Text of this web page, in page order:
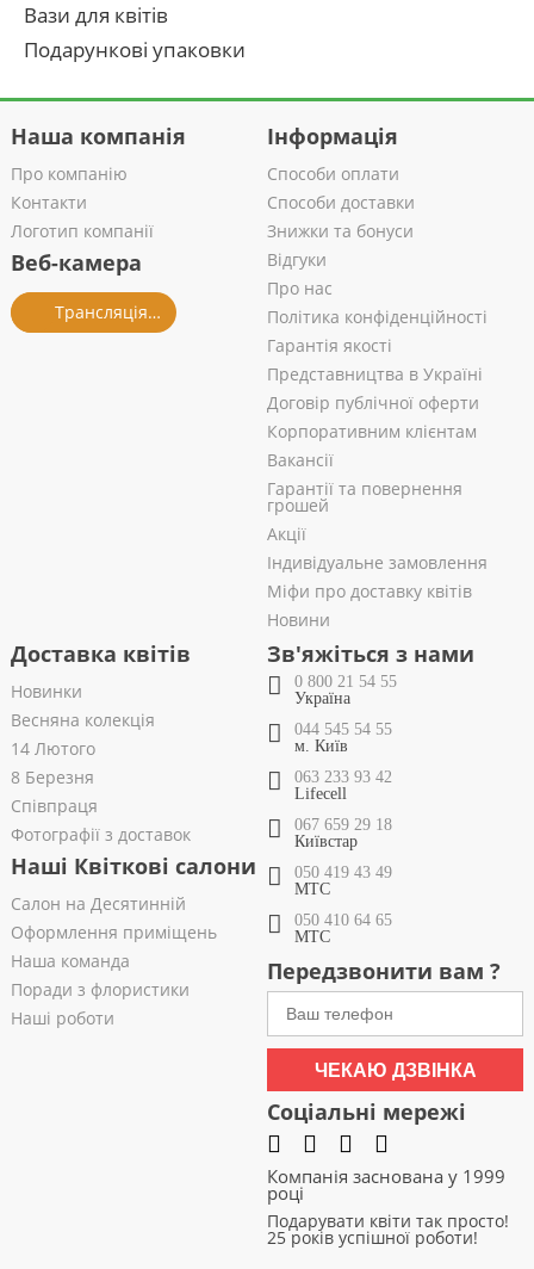
Вази для квітів
Подарункові упаковки
Наша компанія
Про компанію
Контакти
Логотип компанії
Веб-камера
Трансляція із салону
Інформація
Способи оплати
Способи доставки
Знижки та бонуси
Відгуки
Про нас
Політика конфіденційності
Гарантія якості
Представництва в Україні
Договір публічної оферти
Корпоративним клієнтам
Вакансії
Гарантії та повернення
грошей
Акції
Індивідуальне замовлення
Міфи про доставку квітів
Новини
Доставка квітів
Новинки
Весняна колекція
14 Лютого
8 Березня
Співпраця
Фотографії з доставок
Наші Квіткові салони
Салон на Десятинній
Оформлення приміщень
Наша команда
Поради з флористики
Наші роботи
Зв'яжіться з нами
0 800 21 54 55
Україна
044 545 54 55
м. Київ
063 233 93 42
Lifecell
067 659 29 18
Київстар
050 419 43 49
МТС
050 410 64 65
МТС
Передзвонити вам ?
ЧЕКАЮ ДЗВІНКА
Соціальні мережі
Компанія заснована у 1999
році
Подарувати квіти так просто!
25 років успішної роботи!